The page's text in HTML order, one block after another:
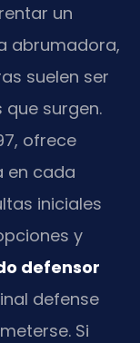
un
abrumadora,
suelen ser
surgen.
ofrece
en cada
iniciales
y
defensor
defense
Si